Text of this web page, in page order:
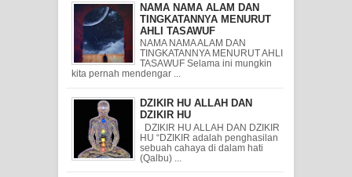
NAMA NAMA ALAM DAN
TINGKATANNYA MENURUT
AHLI TASAWUF
NAMA NAMA ALAM DAN
TINGKATANNYA MENURUT AHLI
TASAWUF Selama ini mungkin
kita pernah mendengar ...
DZIKIR HU ALLAH DAN
DZIKIR HU
DZIKIR HU ALLAH DAN DZIKIR
HU “DZIKIR adalah penghasilan
sebuah cahaya di dalam hati
(Qalbu) ...